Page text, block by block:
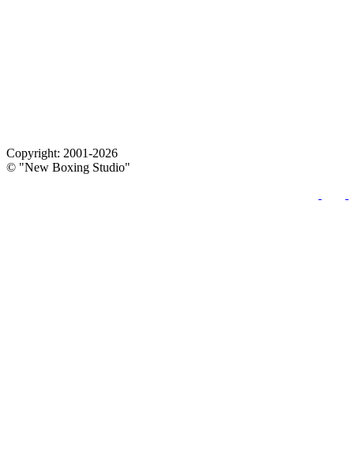
Copyright: 2001-2026
© "New Boxing Studio"